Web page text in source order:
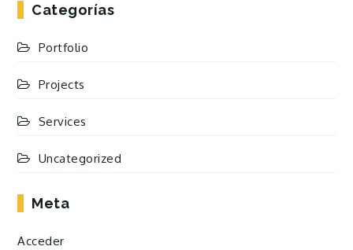
Categorías
Portfolio
Projects
Services
Uncategorized
Meta
Acceder